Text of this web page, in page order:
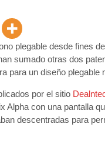
plegable desde fines
sumado otras dos
para un diseño
por el sitio
Alpha con una pantalla
descentradas para